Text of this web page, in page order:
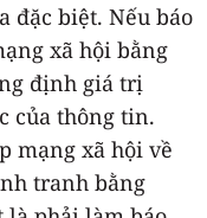
đặc biệt. Nếu báo
xã hội bằng
định giá trị
của thông tin.
mạng xã hội về
tranh bằng